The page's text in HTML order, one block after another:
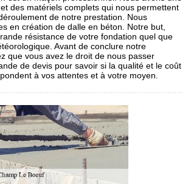
des matériels complets qui nous permettent
de notre prestation. Nous
en création de dalle en béton. Notre but,
résistance de votre fondation quel que
Avant de conclure notre
que vous avez le droit de nous passer
de devis pour savoir si la qualité et le coût
à vos attentes et à votre moyen.